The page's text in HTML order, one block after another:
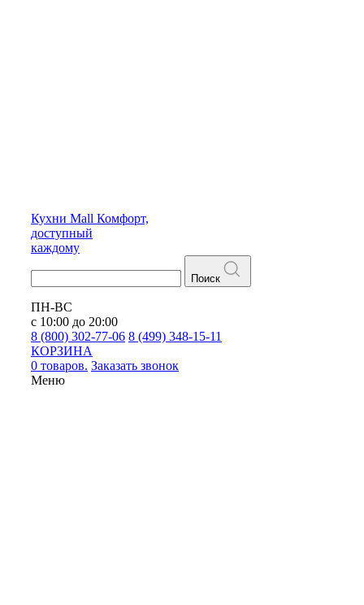
Кухни Mall Комфорт,
доступный
каждому
Поиск
ПН-ВС
с 10:00 до 20:00
8 (800) 302-77-06 8 (499) 348-15-11
КОРЗИНА
0 товаров. Заказать звонок
Меню